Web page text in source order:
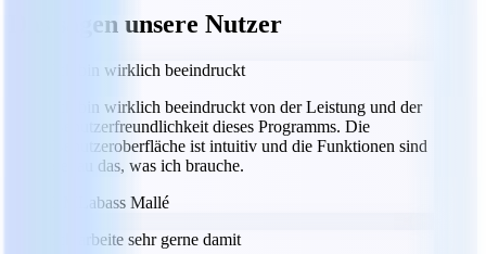
Das sagen unsere Nutzer
Ich bin wirklich beeindruckt
Ich bin wirklich beeindruckt von der Leistung und der
Benutzerfreundlichkeit dieses Programms. Die
Benutzeroberfläche ist intuitiv und die Funktionen sind
genau das, was ich brauche.
Labass Mallé
Ich arbeite sehr gerne damit